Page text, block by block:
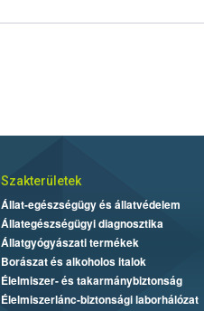
Szakterületek
Állat-egészségügy és állatvédelem
Állategészségügyi diagnosztika
Állatgyógyászati termékek
Borászat és alkoholos italok
Élelmiszer- és takarmánybiztonság
Élelmiszerlánc-biztonsági laborhálózat